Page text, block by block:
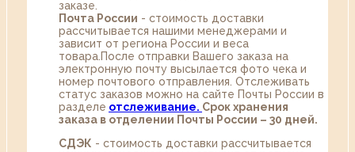
заказе.
Почта России - стоимость доставки
рассчитывается нашими менеджерами и
зависит от региона России и веса
товара.После отправки Вашего заказа на
электронную почту высылается фото чека и
номер почтового отправления. Отслеживать
статус заказов можно на сайте Почты России в
разделе oтслеживание. Срок хранения
заказа в отделении Почты России – 30 дней.
СДЭК - стоимость доставки рассчитывается